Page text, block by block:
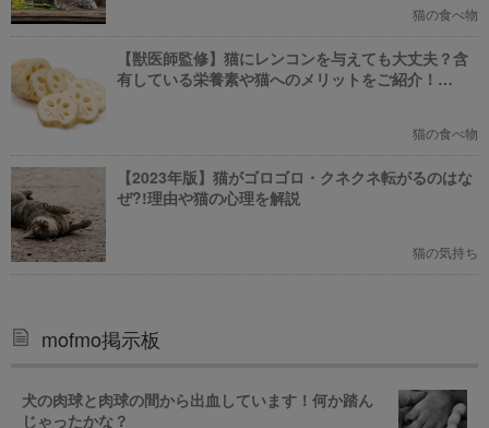
猫の食べ物
【獣医師監修】猫にレンコンを与えても大丈夫？含
有している栄養素や猫へのメリットをご紹介！
猫の食べ物
【2023年版】猫がゴロゴロ・クネクネ転がるのはな
ぜ?!理由や猫の心理を解説
猫の気持ち
mofmo掲示板
犬の肉球と肉球の間から出血しています！何か踏ん
じゃったかな？